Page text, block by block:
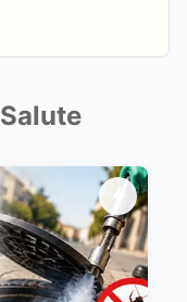
Salute